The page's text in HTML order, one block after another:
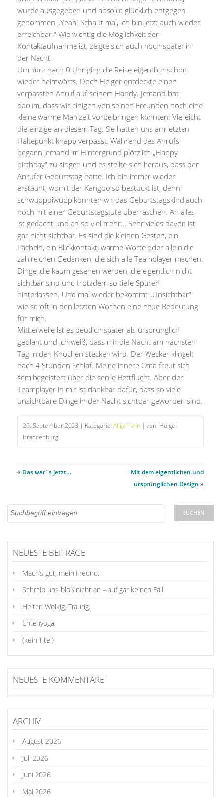
wurde ausgegeben und absolut glücklich entgegen
genommen „Yeah! Schaut mal, ich bin jetzt auch wieder
erreichbar.“ Wie wichtig die Möglichkeit der
Kontaktaufnahme ist, zeigte sich auch noch später in
der Nacht.
Um kurz nach 0 Uhr ging die Reise eigentlich schon
wieder heimwärts. Doch Holger entdeckte einen
verpassten Anruf auf seinem Handy. Jemand bat
darum, dass wir einigen von seinen Freunden noch eine
kleine warme Mahlzeit vorbeibringen könnten. Vielleicht
die einzige an diesem Tag. Sie hatten uns am letzten
Haltepunkt knapp verpasst. Während des Anrufs
begann jemand im Hintergrund plötzlich „Happy
birthday“ zu singen und es stellte sich heraus, dass der
Anrufer Geburtstag hatte. Ich bin immer wieder
erstaunt, womit der Kangoo so bestückt ist, denn
schwuppdiwupp konnten wir das Geburtstagskind auch
noch mit einer Geburtstagstüte überraschen. An alles
ist gedacht und an so viel mehr… Sehr vieles davon ist
gar nicht sichtbar. Es sind die kleinen Gesten, ein
Lächeln, ein Blickkontakt, warme Worte oder allein die
zahlreichen Gedanken, die sich alle Teamplayer machen.
Dinge, die kaum gesehen werden, die eigentlich nicht
sichtbar sind und trotzdem so tiefe Spuren
hinterlassen. Und mal wieder bekommt „Unsichtbar“
wie so oft in den letzten Wochen eine neue Bedeutung
für mich.
Mittlerweile ist es deutlich später als ursprünglich
geplant und ich weiß, dass mir die Nacht am nächsten
Tag in den Knochen stecken wird. Der Wecker klingelt
nach 4 Stunden Schlaf. Meine innere Oma freut sich
semibegeistert über die senile Bettflucht. Aber der
Teamplayer in mir ist dankbar dafür, dass so viele
unsichtbare Dinge in der Nacht sichtbar geworden sind.
26. September 2023 | Kategorie: Allgemein | von: Holger
Brandenburg
« Das war`s jetzt…
Mit dem eigentlichen und
ursprünglichen Design »
NEUESTE BEITRÄGE
Mach’s gut, mein Freund.
Schreib uns bloß nicht an – auf gar keinen Fall
Heiter. Wolkig. Traurig.
Entenyoga
(kein Titel)
NEUESTE KOMMENTARE
ARCHIV
August 2026
Juli 2026
Juni 2026
Mai 2026